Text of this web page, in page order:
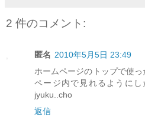
2 件のコメント:
匿名 2010年5月5日 23:49
ホームページのトップで使
ページ内で見れるように
jyuku..cho
返信